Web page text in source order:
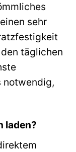
sehr
täglichen
notwendig,
laden?